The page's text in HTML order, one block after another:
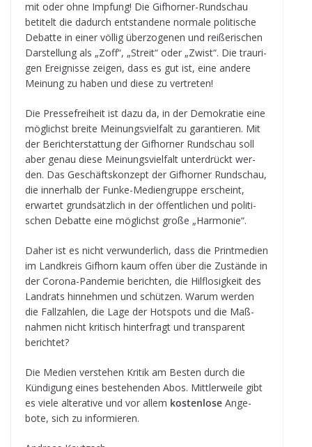
mit oder ohne Imp­fung! Die Gif­hor­ner-Rund­schau
beti­telt die dadurch ent­stan­dene nor­male poli­ti­sche
Debatte in einer völ­lig über­zo­ge­nen und rei­ße­ri­schen
Dar­stel­lung als „Zoff“, „Streit“ oder „Zwist“. Die trau­ri­
gen Ereig­nisse zei­gen, dass es gut ist, eine andere
Mei­nung zu haben und diese zu vertreten!
Die Pres­se­frei­heit ist dazu da, in der Demo­kra­tie eine
mög­lichst breite Mei­nungs­viel­falt zu garan­tie­ren. Mit
der Bericht­erstat­tung der Gif­hor­ner Rund­schau soll
aber genau diese Mei­nungs­viel­falt unter­drückt wer­
den. Das Geschäfts­kon­zept der Gif­hor­ner Rund­schau,
die inner­halb der Funke-Medi­en­gruppe erscheint,
erwar­tet grund­sätz­lich in der öffent­li­chen und poli­ti­
schen Debatte eine mög­lichst große „Har­mo­nie“.
Daher ist es nicht ver­wun­der­lich, dass die Print­me­dien
im Land­kreis Gif­horn kaum offen über die Zustände in
der Corona-Pan­de­mie berich­ten, die Hilf­lo­sig­keit des
Land­rats hin­neh­men und schüt­zen. Warum wer­den
die Fall­zah­len, die Lage der Hot­spots und die Maß­
nah­men nicht kri­tisch hin­ter­fragt und trans­pa­rent
berichtet?
Die Medien ver­ste­hen Kri­tik am Bes­ten durch die
Kün­di­gung eines bestehen­den Abos. Mitt­ler­weile gibt
es viele altera­tive und vor allem kos­ten­lose Ange­
bote, sich zu informieren.